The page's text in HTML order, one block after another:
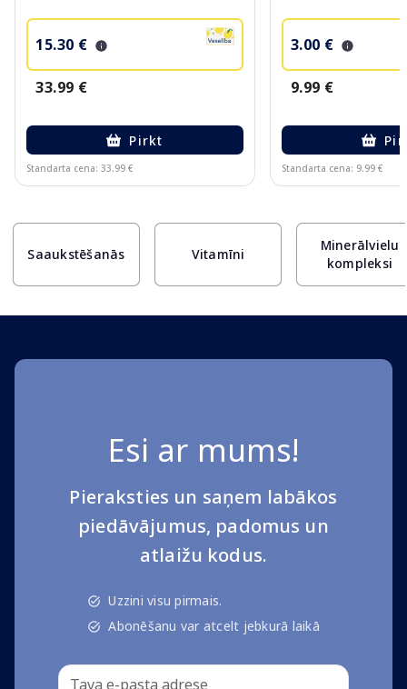
15.30 €
33.99 €
Pirkt
Standarta cena: 33.99 €
3.00 €
9.99 €
Standarta cena: 9.99 €
Saaukstēšanās Vitamīni
Minerālvielu
kompleksi
Esi ar mums!
Pieraksties un saņem labākos
piedāvājumus, padomus un
atlaižu kodus.
Uzzini visu pirmais.
Abonēšanu var atcelt jebkurā laikā